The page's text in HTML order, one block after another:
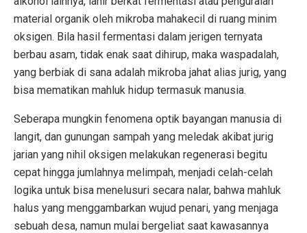
material organik oleh mikroba mahakecil di ruang minim
oksigen. Bila hasil fermentasi dalam jerigen ternyata
berbau asam, tidak enak saat dihirup, maka waspadalah,
yang berbiak di sana adalah mikroba jahat alias jurig, yang
bisa mematikan mahluk hidup termasuk manusia.
Seberapa mungkin fenomena optik bayangan manusia di
langit, dan gunungan sampah yang meledak akibat jurig
jarian yang nihil oksigen melakukan regenerasi begitu
cepat hingga jumlahnya melimpah, menjadi celah-celah
logika untuk bisa menelusuri secara nalar, bahwa mahluk
halus yang menggambarkan wujud penari, yang menjaga
sebuah desa, namun mulai bergeliat saat kawasannya